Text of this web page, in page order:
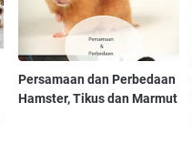
Persamaan dan Perbedaan
Hamster, Tikus dan Marmut